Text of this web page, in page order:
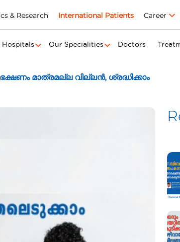
& Research International Patients Career
Hospitals Our Specialities Doctors
ഭക്ഷണം മാത്രമല്ല വില്ലന്‍, ശ്രദ്ധിക്കാം